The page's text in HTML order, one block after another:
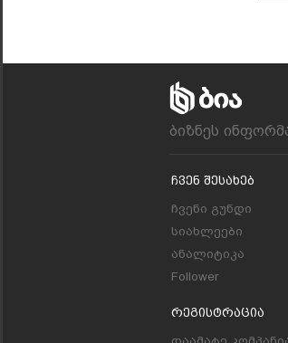
ბიზნეს
Ჩვენ Შესახებ
ჩვენი გუნდი
სიახლეები
ანალიტიკა
Follower
Რეგისტრაცია